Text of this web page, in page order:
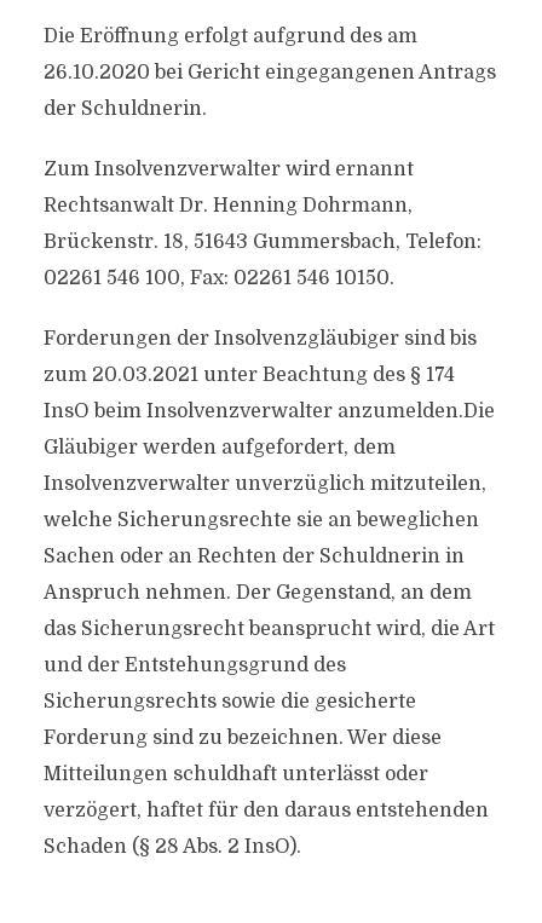
Die Eröffnung erfolgt aufgrund des am
26.10.2020 bei Gericht eingegangenen Antrags
der Schuldnerin.
Zum Insolvenzverwalter wird ernannt
Rechtsanwalt Dr. Henning Dohrmann,
Brückenstr. 18, 51643 Gummersbach, Telefon:
02261 546 100, Fax: 02261 546 10150.
Forderungen der Insolvenzgläubiger sind bis
zum 20.03.2021 unter Beachtung des § 174
InsO beim Insolvenzverwalter anzumelden.Die
Gläubiger werden aufgefordert, dem
Insolvenzverwalter unverzüglich mitzuteilen,
welche Sicherungsrechte sie an beweglichen
Sachen oder an Rechten der Schuldnerin in
Anspruch nehmen. Der Gegenstand, an dem
das Sicherungsrecht beansprucht wird, die Art
und der Entstehungsgrund des
Sicherungsrechts sowie die gesicherte
Forderung sind zu bezeichnen. Wer diese
Mitteilungen schuldhaft unterlässt oder
verzögert, haftet für den daraus entstehenden
Schaden (§ 28 Abs. 2 InsO).